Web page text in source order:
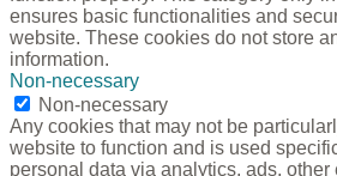
ensures basic functionalities and
website. These cookies do not store
information.
Non-necessary
Non-necessary
Any cookies that may not be
website to function and is used
personal data via analytics, ads,